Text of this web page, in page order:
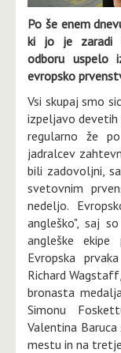
Po še enem
ki jo je zaradi
odboru uspelo
evropsko
Vsi skupaj smo
izpeljavo
regularno že
jadralcev
bili zadovoljni,
svetovnim
nedeljo.
angleško", saj
angleške
Evropska
Richard
bronasta
Simonu
Valentina
mestu in na